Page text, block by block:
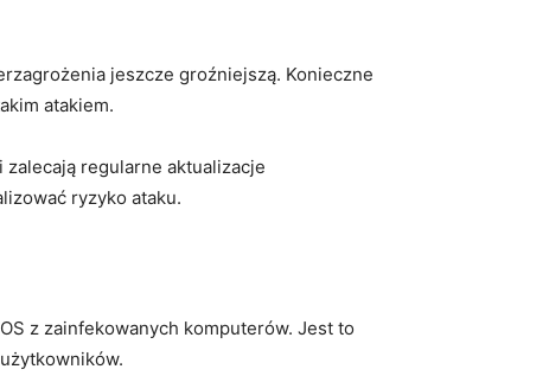
jeszcze groźniejszą. Konieczne
atakiem.
regularne aktualizacje
ryzyko​ ataku.
z zainfekowanych komputerów. Jest to